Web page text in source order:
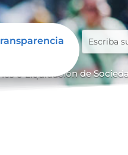
o Liquidación de